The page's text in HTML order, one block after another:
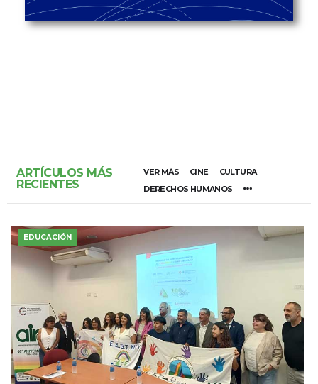
ARTÍCULOS MÁS
RECIENTES
VER MÁS CINE
CULTURA
DERECHOS HUMANOS
EDUCACIÓN